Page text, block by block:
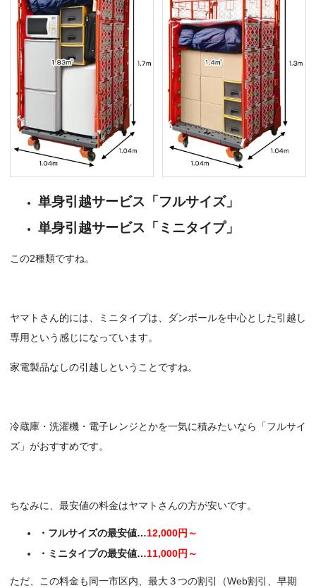
単身引越サービス「フルサイズ」
単身引越サービス「ミニタイプ」
この2種類ですね。
ヤマトさん的には、ミニタイプは、ダンボールを中心とした引越し
専用という感じになっています。
家電製品なしの引越しということですね。
冷蔵庫・洗濯機・電子レンジとかを一気に積みたいなら「フルサイ
ズ」がおすすめです。
ちなみに、最安値の料金はヤマトさんの方が安いです。
・フルサイズの最安値…12,000円～
・ミニタイプの最安値…11,000円～
ただ、この料金も同一市区内、最大３つの割引（Web割引、早期